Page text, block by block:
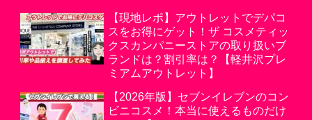
【現地レポ】アウトレットでデパコ
スをお得にゲット！ザ コスメティッ
クスカンパニーストアの取り扱いブ
ランドは？割引率は？【軽井沢プレ
ミアムアウトレット】
【2026年版】セブンイレブンのコン
ビニコスメ！本当に使えるものだけ